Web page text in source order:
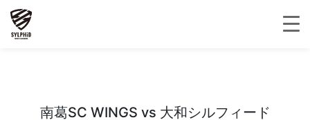
南葛SC WINGS vs 大和シルフィード